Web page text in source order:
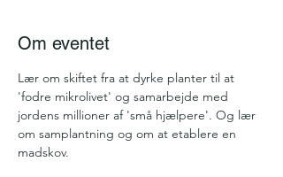
Om eventet
Lær om skiftet fra at dyrke planter til at
'fodre mikrolivet' og samarbejde med
jordens millioner af 'små hjælpere'. Og lær
om samplantning og om at etablere en
madskov.